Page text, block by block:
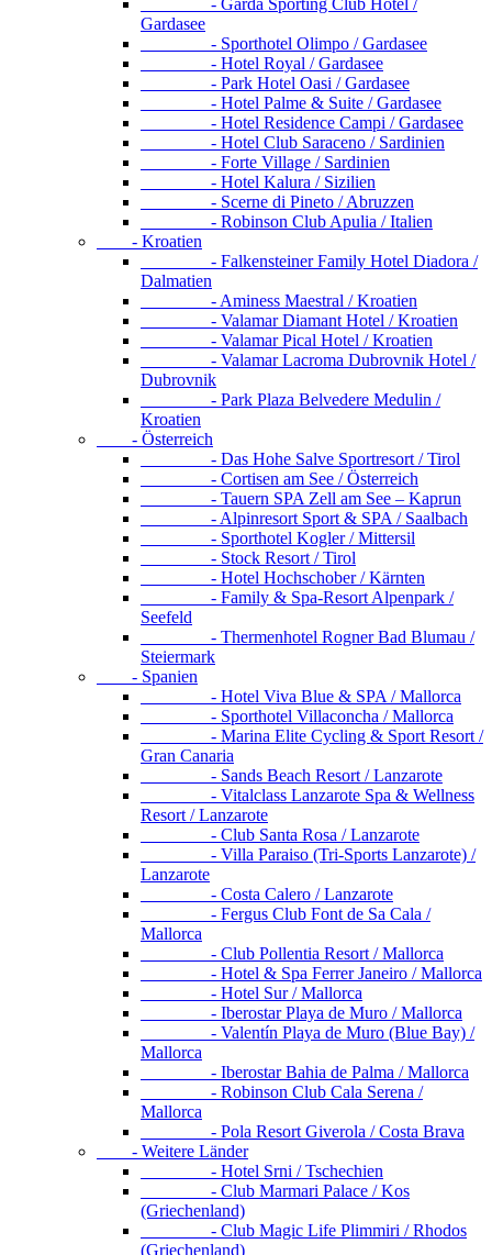
Gardasee
- Sporthotel Olimpo / Gardasee
- Hotel Royal / Gardasee
- Park Hotel Oasi / Gardasee
- Hotel Palme & Suite / Gardasee
- Hotel Residence Campi / Gardasee
- Hotel Club Saraceno / Sardinien
- Forte Village / Sardinien
- Hotel Kalura / Sizilien
- Scerne di Pineto / Abruzzen
- Robinson Club Apulia / Italien
- Kroatien
- Falkensteiner Family Hotel Diadora /
Dalmatien
- Aminess Maestral / Kroatien
- Valamar Diamant Hotel / Kroatien
- Valamar Pical Hotel / Kroatien
- Valamar Lacroma Dubrovnik Hotel /
Dubrovnik
- Park Plaza Belvedere Medulin /
Kroatien
- Österreich
- Das Hohe Salve Sportresort / Tirol
- Cortisen am See / Österreich
- Tauern SPA Zell am See – Kaprun
- Alpinresort Sport & SPA / Saalbach
- Sporthotel Kogler / Mittersil
- Stock Resort / Tirol
- Hotel Hochschober / Kärnten
- Family & Spa-Resort Alpenpark /
Seefeld
- Thermenhotel Rogner Bad Blumau /
Steiermark
- Spanien
- Hotel Viva Blue & SPA / Mallorca
- Sporthotel Villaconcha / Mallorca
- Marina Elite Cycling & Sport Resort /
Gran Canaria
- Sands Beach Resort / Lanzarote
- Vitalclass Lanzarote Spa & Wellness
Resort / Lanzarote
- Club Santa Rosa / Lanzarote
- Villa Paraiso (Tri-Sports Lanzarote) /
Lanzarote
- Costa Calero / Lanzarote
- Fergus Club Font de Sa Cala /
Mallorca
- Club Pollentia Resort / Mallorca
- Hotel & Spa Ferrer Janeiro / Mallorca
- Hotel Sur / Mallorca
- Iberostar Playa de Muro / Mallorca
- Valentín Playa de Muro (Blue Bay) /
Mallorca
- Iberostar Bahia de Palma / Mallorca
- Robinson Club Cala Serena /
Mallorca
- Pola Resort Giverola / Costa Brava
- Weitere Länder
- Hotel Srni / Tschechien
- Club Marmari Palace / Kos
(Griechenland)
- Club Magic Life Plimmiri / Rhodos
(Griechenland)